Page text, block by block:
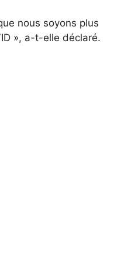
nous soyons plus
», a-t-elle déclaré.